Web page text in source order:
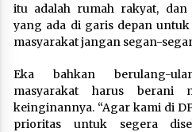
itu adalah rumah rakyat, dan
yang ada di garis depan untuk
masyarakat jangan segan-
Eka bahkan berulang-
masyarakat harus berani
keinginannya. “Agar kami di
prioritas untuk segera